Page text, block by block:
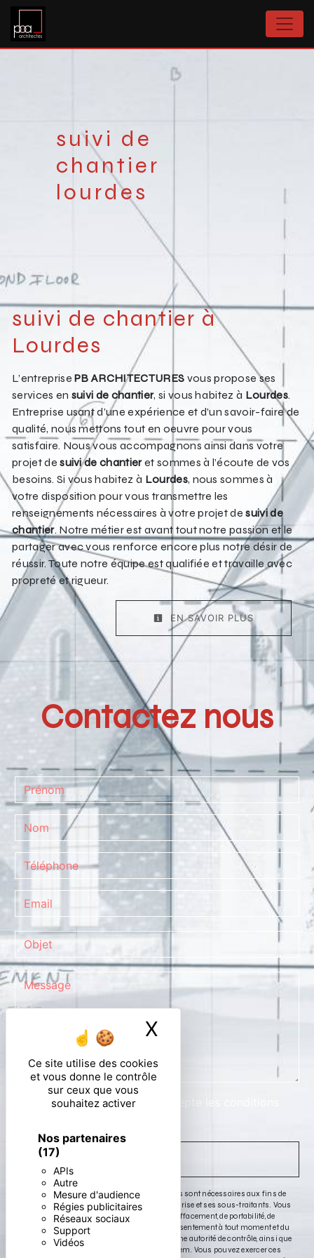
Panneau de gestion des cookies
Ce site utilise des cookies
et vous donne le contrôle
sur ceux que vous
souhaitez activer
Nos partenaires
(17)
APIs
Autre
Mesure d'audience
Régies publicitaires
Réseaux sociaux
Support
Vidéos
X Masquer le
suivi de
chantier
lourdes
suivi de chantier à
Lourdes
L’entreprisePB ARCHITECTURES vous propose ses
services en suivi de chantier, si vous habitez à Lourdes.
Entreprise usant d’une expérience et d’un savoir-faire de
qualité, nous mettons tout en oeuvre pour vous
satisfaire. Nous vous accompagnons ainsi dans votre
projet desuivi de chantieret sommes à l’écoute de vos
besoins. Si vous habitez à Lourdes, nous sommes à
votre disposition pour vous transmettre les
renseignements nécessaires à votre projet desuivi de
chantier. Notre métier est avant tout notre passion et le
partager avec vous renforce encore plus notre désir de
réussir. Toute notre équipe est qualifiée et travaille avec
propreté et rigueur.
EN SAVOIR PLUS
Contactez nous
En cochant cette case, j'accepte les conditions
** Les données personnelles communiquées sont nécessaires aux fins de
vous contacter. Elles sont destinées à l'entreprise et ses sous-traitants. Vous
disposez de droits d’accès, de rectification, d’effacement, de portabilité, de
limitation, d’opposition, de retrait de votre consentement à tout moment et du
droit d’introduire une réclamation auprès d’une autorité de contrôle, ainsi que
d’organiser le sort de vos données post-mortem. Vous pouvez exercer ces